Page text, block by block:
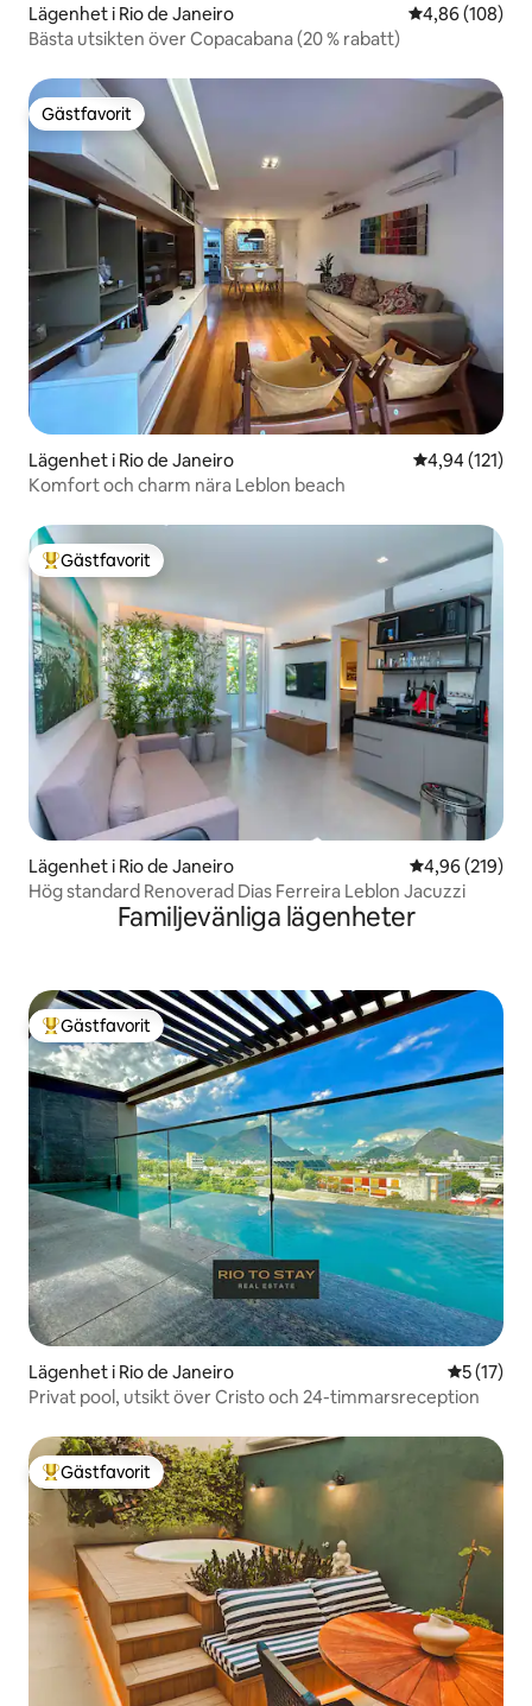
Lägenhet i Rio de Janeiro 4,86 av 5 i
4,86 (108)
Bästa utsikten över Copacabana (20 % rabatt)
Gästfavorit
Gästfavorit
Lägenhet i Rio de Janeiro 4,94 av 5 i
4,94 (121)
Komfort och charm nära Leblon beach
Populär gästfavorit
Gästfavorit
Lägenhet i Rio de Janeiro 4,96 av 5 i
4,96 (219)
Hög standard Renoverad Dias Ferreira Leblon Jacuzzi
Familjevänliga lägenheter
Populär gästfavorit
Gästfavorit
Lägenhet i Rio de Janeiro 5 av 5 i
5 (17)
Privat pool, utsikt över Cristo och 24-timmarsreception
Populär gästfavorit
Gästfavorit